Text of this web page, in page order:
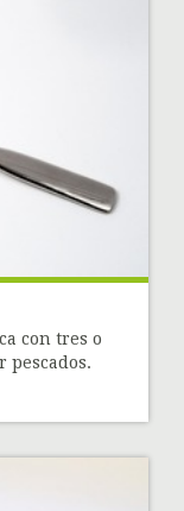
con tres o
pescados.